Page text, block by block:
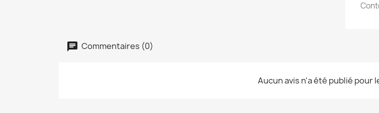
Commentaires (0)
Aucun avis n'a été publié pour